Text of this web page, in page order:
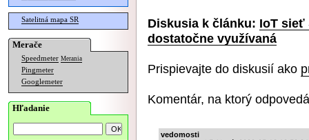
Satelitná mapa SR
Merače
Speedmeter Merania
Pingmeter
Googlemeter
Hľadanie
Diskusia k článku: IoT sieť
dostatočne využívaná
Prispievajte do diskusií ako
Komentár, na ktorý
vedomosti